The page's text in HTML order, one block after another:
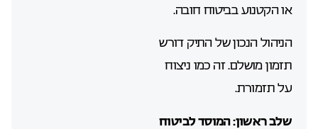
או הקטנוע בביטוח חובה.
הניהול הנכון של התיק דורש
תזמון מושלם. זה כמו ניצוח
על תזמורת.
שלב ראשון: המוסד לביטוח